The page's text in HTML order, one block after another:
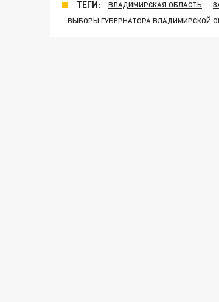
ТЕГИ: ВЛАДИМИРСКАЯ ОБЛАСТЬ
ВЫБОРЫ ГУБЕРНАТОРА ВЛАДИМИРСКОЙ